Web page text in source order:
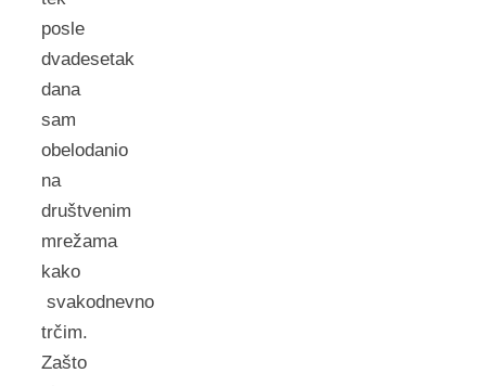
posle
dvadesetak
dana
sam
obelodanio
na
društvenim
mrežama
kako
svakodnevno
trčim.
Zašto